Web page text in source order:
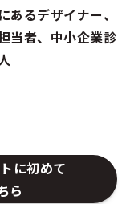
あるデザイナー、
当者、中小企業診
に初めて
ら